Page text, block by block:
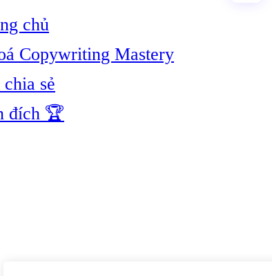
chủ
Copywriting Mastery
sẻ
đích 🏆